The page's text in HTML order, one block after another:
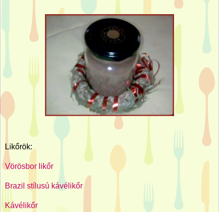
Likőrök:
Vörösbor likőr
Brazil stílusú kávélikőr
Kávélikőr